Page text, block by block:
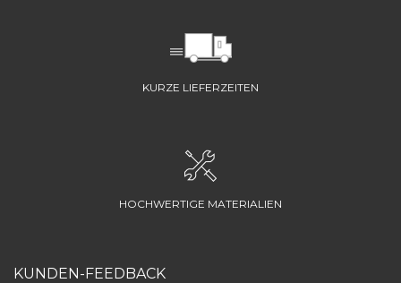
KURZE LIEFERZEITEN
HOCHWERTIGE MATERIALIEN
KUNDEN-FEEDBACK